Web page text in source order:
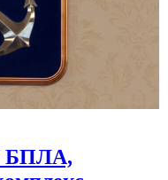
БПЛА,